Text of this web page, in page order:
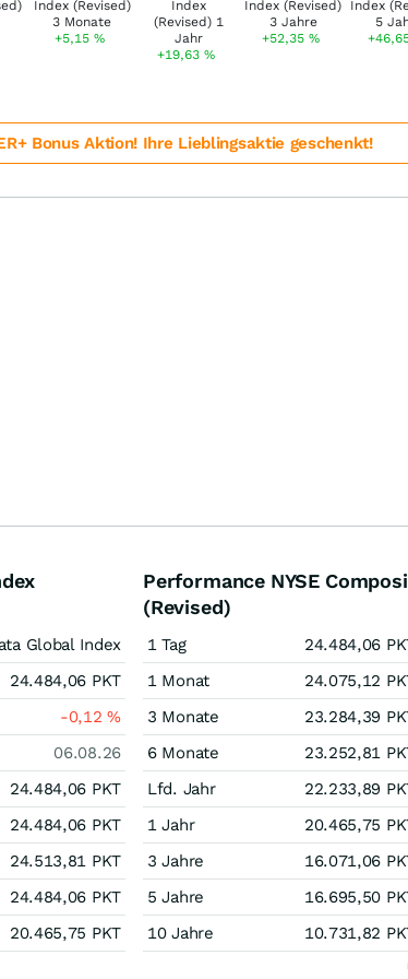
+5,15%
+19,63%
+52,35%
Bonus Aktion! Ihre Lieblingsaktie geschenkt!
Global Index
24.484,06 PKT
-0,12%
06.08.26
24.484,06 PKT
24.484,06 PKT
24.513,81 PKT
24.484,06 PKT
20.465,75 PKT
Performance NYSE
(Revised)
1 Tag 24.484,06
1 Monat
24.075,12
3 Monate
23.284,39
6 Monate
23.252,81
Lfd. Jahr
22.233,89
1 Jahr
20.465,75
3 Jahre
16.071,06
5 Jahre
16.695,50
10 Jahre
10.731,82